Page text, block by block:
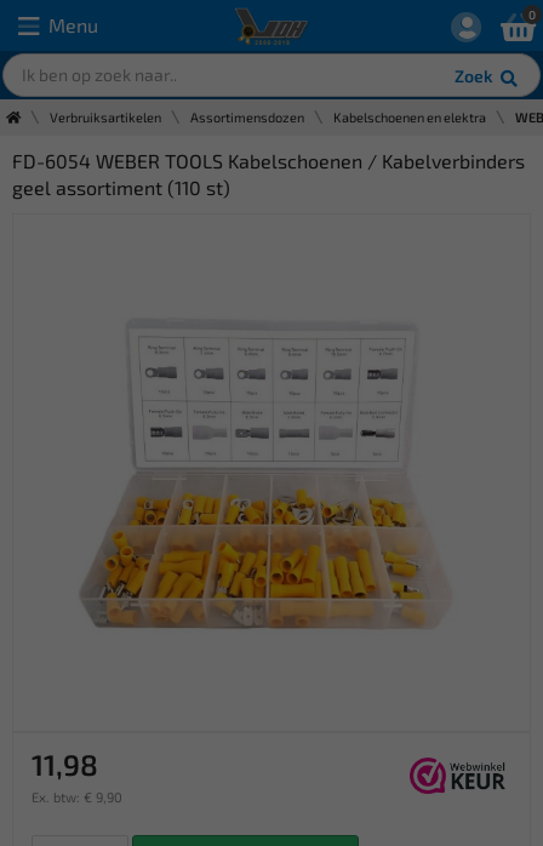
Menu
Zoek
0
Verbruiksartikelen Assortimensdozen Kabelschoenen en elektra
FD-6054 WEBER TOOLS Kabelschoenen / Kabelverbinders
geel assortiment (110 st)
11,98
Ex. btw: € 9,90